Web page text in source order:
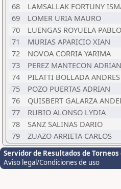
68
LAMSALLAK FORTUNY
69
LOMER URIA MAURO
70
LUENGAS ROYUELA
71
MURIAS APARICIO XIAN
72
NOVOA CORRIA YARIMA
73
PEREZ MANTECON ADRIAN
74
PILATTI BOLLADA ANDRES
75
POZO PUERTAS ADRIAN
76
QUISBERT GALARZA
77
RUBIO ALONSO LYDIA
78
SANZ SALINAS DARIO
79
ZUAZO ARRIETA CARLOS
Servidor de Resultados de Torneos
Aviso legal/Condiciones de uso